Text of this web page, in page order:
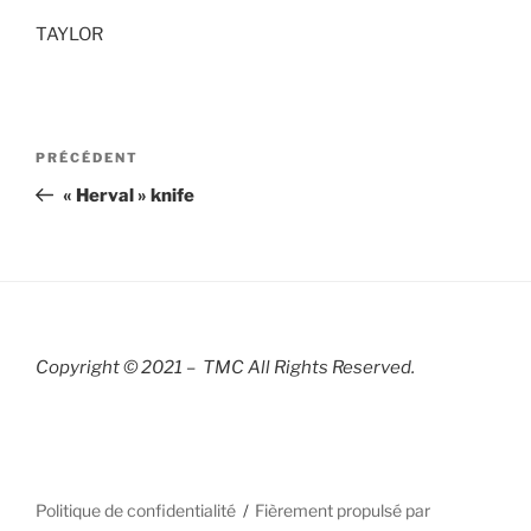
TAYLOR
Navigation
l’article
Article
précédent
PRÉCÉDENT
« Herval » knife
Copyright © 2021 – TMC All Rights Reserved.
Politique de confidentialité
Fièrement propulsé par